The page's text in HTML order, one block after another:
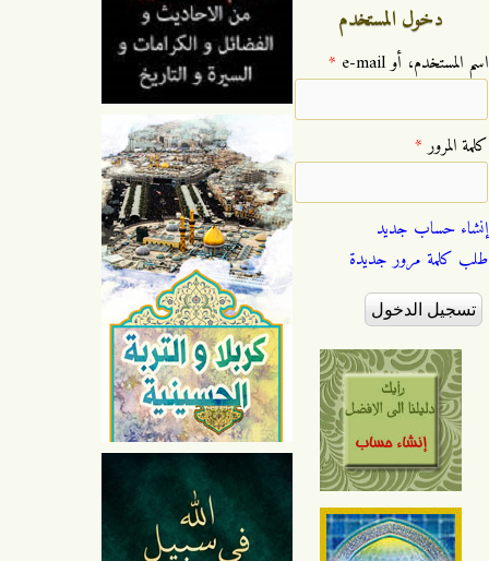
دخول المستخدم
‏اسم المستخدم، أو e-mail ‏ *
‏كلمة المرور ‏*
إنشاء حساب جديد
طلب كلمة مرور جديدة